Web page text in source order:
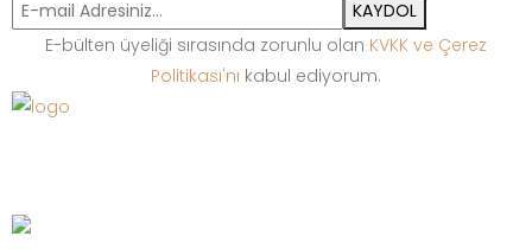
KAYDOL
E-bülten üyeliği sırasında zorunlu olan KVKK ve Çerez
Politikası'nı kabul ediyorum.